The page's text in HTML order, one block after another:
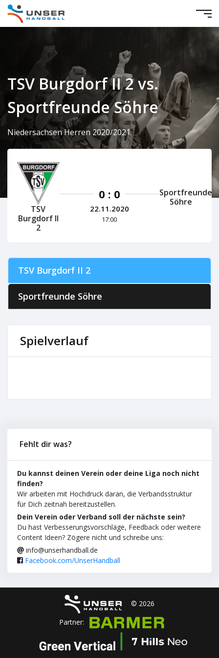
TSV Burgdorf II 2 vs.
Sportfreunde Söhre
Niedersachsen Herren 2020/2021
TSV
Burgdorf II
2
0 : 0
22.11.2020
17:00
Sportfreunde
Söhre
TSV Burgdorf II 2
Sportfreunde Söhre
Spielverlauf
Fehlt dir was?
Du kannst deinen Verein oder deine Liga noch nicht
finden?
Wir arbeiten mit Hochdruck daran, die Verbandsstruktur
für Dich zeitnah bereitzustellen.
Dein Verein oder Verband soll der nächste sein?
Du hast Verbesserungsvorschläge, Feedback oder weitere
Content Ideen? Zögere nicht und schreibe uns:
info@unserhandball.de
Facebook.com/UnserHandball
© 2026
Partner: